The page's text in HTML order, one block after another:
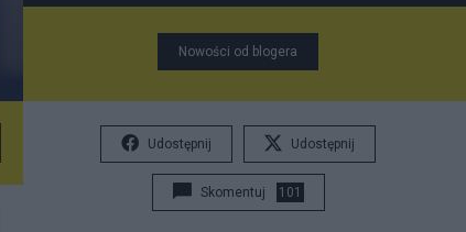
Nowości od blogera
Udostępnij Udostępnij
Skomentuj 101